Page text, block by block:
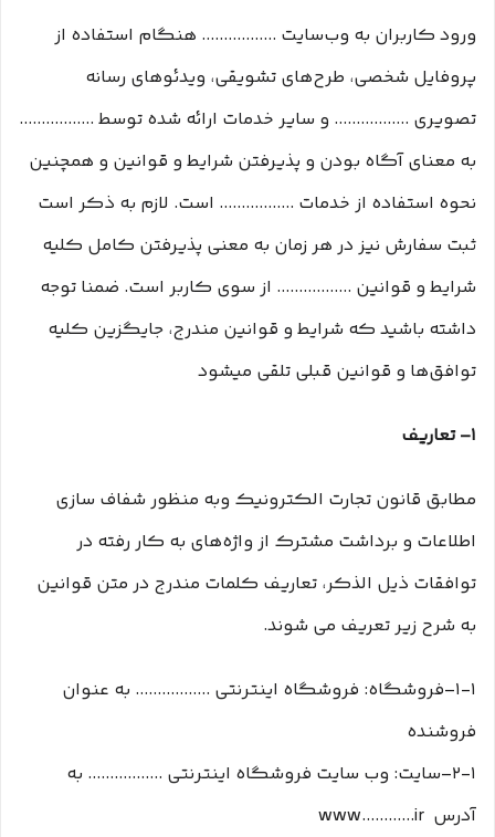
ورود کاربران به وب‏‌سایت ................. هنگام استفاده از
پروفایل شخصی، طرح‏‌های تشویقی، ویدئوهای رسانه
تصویری ................. و سایر خدمات ارائه شده توسط .................
به معنای آگاه بودن و پذیرفتن شرایط و قوانین و همچنین
نحوه استفاده از خدمات ................. است. لازم به ذکر است
ثبت سفارش نیز در هر زمان به معنی پذیرفتن کامل کلیه
شرایط و قوانین ................. از سوی کاربر است. ضمنا توجه
داشته باشید که شرایط و قوانین مندرج، جایگزین کلیه
توافق‏‌ها و قوانین قبلی تلقی میشود
۱– تعاریف
مطابق قانون تجارت الکترونیک وبه منظور شفاف سازی
اطلاعات و برداشت مشترک از واژه‌های به کار رفته در
توافقات ذیل الذکر، تعاریف کلمات مندرج در متن قوانین
به شرح زیر تعریف می شوند.
۱-۱–فروشگاه: فروشگاه اینترنتی ................. به عنوان
فروشنده
۲-۱–سایت: وب سایت فروشگاه اینترنتی ................. به
آدرس www............ir